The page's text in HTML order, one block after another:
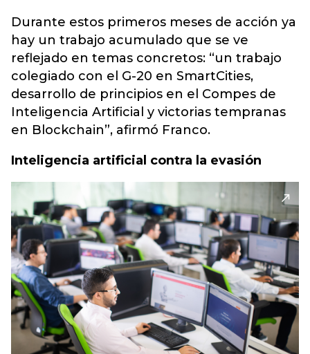
Durante estos primeros meses de acción ya
hay un trabajo acumulado que se ve
reflejado en temas concretos: “un trabajo
colegiado con el G-20 en SmartCities,
desarrollo de principios en el Compes de
Inteligencia Artificial y victorias tempranas
en Blockchain”, afirmó Franco.
Inteligencia artificial contra la evasión